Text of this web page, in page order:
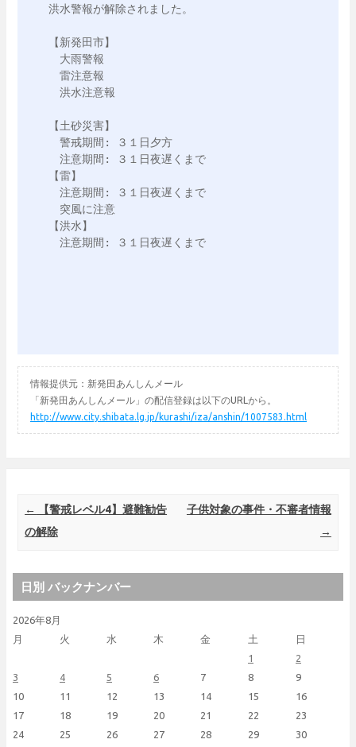
洪水警報が解除されました。
【新発田市】
大雨警報
雷注意報
洪水注意報
【土砂災害】
警戒期間: ３１日夕方
注意期間: ３１日夜遅くまで
【雷】
注意期間: ３１日夜遅くまで
突風に注意
【洪水】
注意期間: ３１日夜遅くまで
情報提供元：新発田あんしんメール
「新発田あんしんメール」の配信登録は以下のURLから。
http://www.city.shibata.lg.jp/kurashi/iza/anshin/1007583.html
Post navigation
←
【警戒レベル4】避難勧告
の解除
子供対象の事件・不審者情報
→
日別 バックナンバー
2026年8月
月
火 水 木 金 土 日
1
2
3
4 5 6 7 8
9
10
11 12 13 14 15
16
17
18 19 20 21 22
23
24
25 26 27 28 29
30